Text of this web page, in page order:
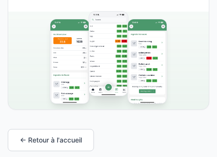
← Retour à l'accueil